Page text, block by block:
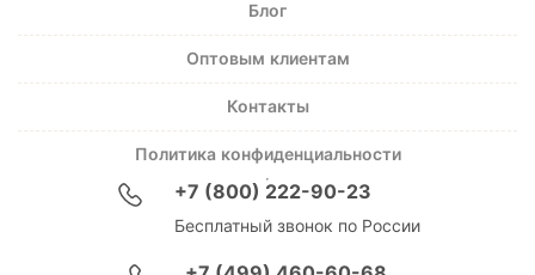
Блог
Оптовым клиентам
Контакты
Политика конфиденциальности
+7 (800) 222-90-23
Бесплатный звонок по России